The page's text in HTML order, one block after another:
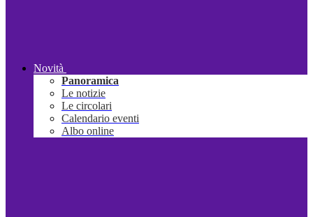
Novità
Panoramica
Le notizie
Le circolari
Calendario eventi
Albo online